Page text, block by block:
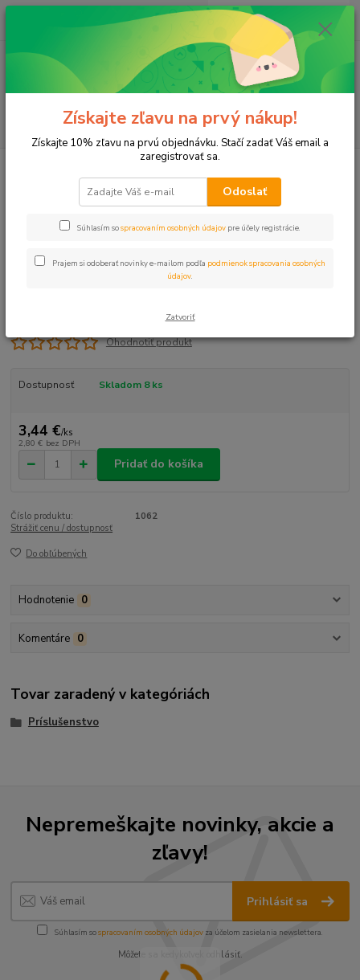
Menu
(Po-Pia, 8-17 hod.)
ks
za0 €
Príslušenstvo
Sací kôš 5/4"
Ohodnotiť produkt
Dostupnosť Skladom 8 ks
3,44 €/ks
2,80 € bez DPH
Pridať do košíka
Číslo produktu:
1062
Strážiť cenu / dostupnosť
Do obľúbených
Hodnotenie 0
Komentáre 0
Tovar zaradený v kategóriách
Príslušenstvo
Nepremeškajte novinky, akcie a
zľavy!
Prihlásiť sa
Súhlasím sospracovaním osobných údajov za účelom zasielania newslettera.
Môžete sa kedykoľvek odhlásiť.
Získajte zľavu na prvý nákup!
Získajte 10% zľavu na prvú objednávku. Stačí zadať Váš email a
zaregistrovať sa.
Odoslať
Súhlasím sospracovaním osobných údajov pre účely registrácie.
Prajem si odoberať novinky e-mailom podľa podmienok spracovania osobných
údajov
Zatvoriť